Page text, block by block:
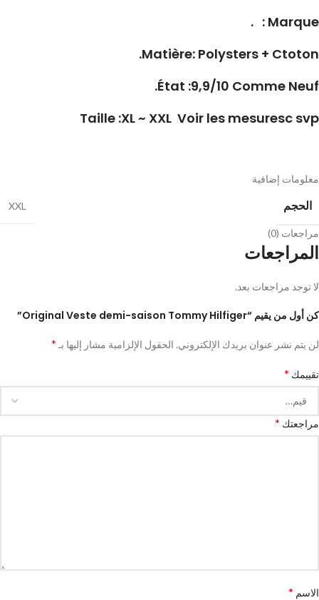
Marque :
.
Matière: Polysters + Ctoton.
État :9,9/10 Comme Neuf.
Taille :XL ~ XXL Voir les mesuresc svp
معلومات إضافية
الحجم XXL
مراجعات (0)
المراجعات
لا توجد مراجعات بعد.
كن أول من يقيم “Original Veste demi-saison Tommy Hilfiger”
لن يتم نشر عنوان بريدك الإلكتروني. الحقول الإلزامية مشار إليها بـ *
تقييمك *
مراجعتك *
الاسم *